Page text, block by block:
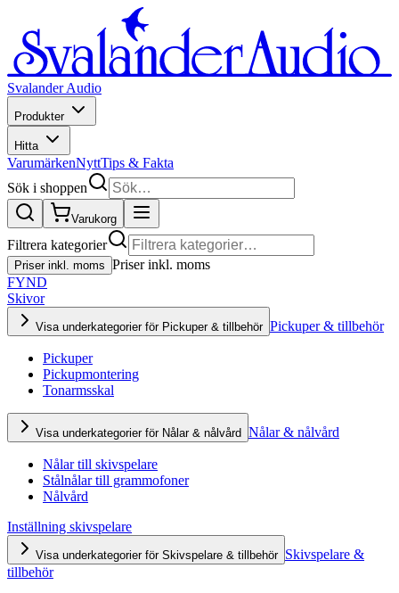
Svalander Audio
Produkter
Hitta
VarumärkenNyttTips & Fakta
Sök i shoppen
Varukorg
Filtrera kategorier
Priser inkl. moms Priser inkl. moms
FYND
Skivor
Visa underkategorier för Pickuper & tillbehör Pickuper & tillbehör
Pickuper
Pickupmontering
Tonarmsskal
Visa underkategorier för Nålar & nålvård Nålar & nålvård
Nålar till skivspelare
Stålnålar till grammofoner
Nålvård
Inställning skivspelare
Visa underkategorier för Skivspelare & tillbehör Skivspelare &
tillbehör